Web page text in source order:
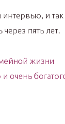
и так
пять лет.
жизни
очень